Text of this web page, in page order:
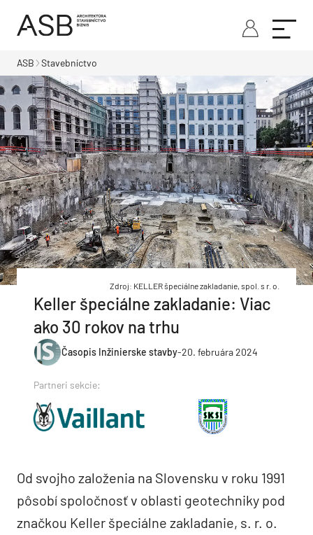
ASB Stavebníctvo
Zdroj: KELLER špeciálne zakladanie, spol. s r. o.
Keller špeciálne zakladanie: Viac
ako 30 rokov na trhu
Časopis Inžinierske stavby-20. februára 2024
Partneri sekcie:
Od svojho založenia na Slovensku v roku 1991
pôsobí spoločnosť v oblasti geotechniky pod
značkou Keller špeciálne zakladanie, s. r. o.